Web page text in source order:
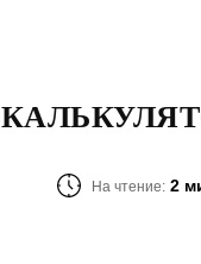
На чтение: 2